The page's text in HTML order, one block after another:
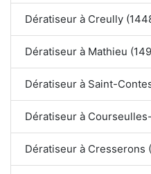
Dératiseur à Creully
Dératiseur à Mathieu
Dératiseur à Saint-
Dératiseur à
Dératiseur à Cresserons